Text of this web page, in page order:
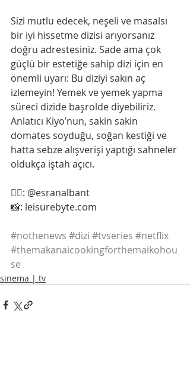
Sizi mutlu edecek, neşeli ve masalsı
bir iyi hissetme dizisi arıyorsanız
doğru adrestesiniz. Sade ama çok
güçlü bir estetiğe sahip dizi için en
önemli uyarı: Bu diziyi sakın aç
izlemeyin! Yemek ve yemek yapma
süreci dizide başrolde diyebiliriz.
Anlatıcı Kiyo’nun, sakin sakin
domates soyduğu, soğan kestiği ve
hatta sebze alışverişi yaptığı sahneler
oldukça iştah açıcı.
✍🏼: @esranalbant
📸: leisurebyte.com
#nothenews #dizi #tvseries #netflix
#themakanaicookingforthemaikohou
se
sinema | tv